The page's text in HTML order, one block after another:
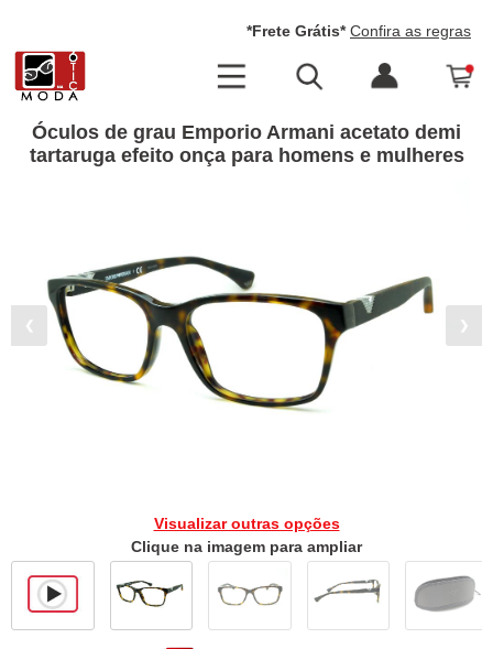
*Frete Grátis* Confira as regras
Óculos de grau Emporio Armani acetato demi
tartaruga efeito onça para homens e mulheres
❮ ❯
Visualizar outras opções
Clique na imagem para ampliar